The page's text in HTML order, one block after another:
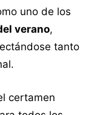
uno de los
verano,
tanto
certamen